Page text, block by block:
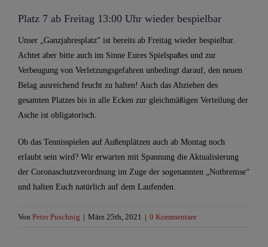
grösseres
Platz 7 ab Freitag 13:00 Uhr wieder bespielbar
Unser „Ganzjahresplatz“ ist bereits ab Freitag wieder bespielbar.
Achtet aber bitte auch im Sinne Eures Spielspaßes und zur
Verbeugung von Verletzungsgefahren unbedingt darauf, den neuen
Belag ausreichend feucht zu halten! Auch das Abziehen des
gesamten Platzes bis in alle Ecken zur gleichmäßigen Verteilung der
Asche ist obligatorisch.
Ob das Tennisspielen auf Außenplätzen auch ab Montag noch
erlaubt sein wird? Wir erwarten mit Spannung die Aktualisierung
der Coronaschutzverordnung im Zuge der sogenannten „Notbremse“
und halten Euch natürlich auf dem Laufenden.
Von Peter Puschnig | März 25th, 2021 | 0 Kommentare